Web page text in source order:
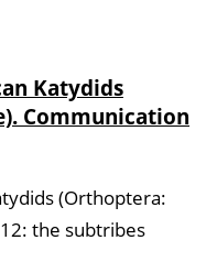
Katydids
Communication
(Orthoptera:
the subtribes